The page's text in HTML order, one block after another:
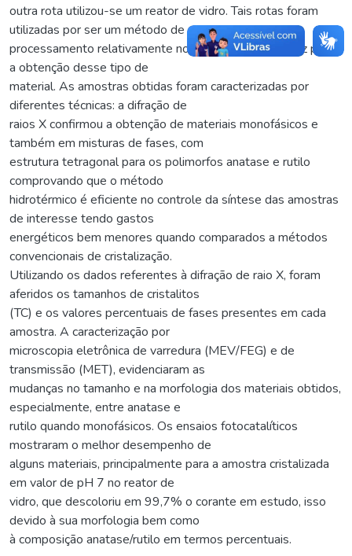
outra rota utilizou-se um reator de vidro. Tais rotas foram
utilizadas por ser um método de
processamento relativamente novo, promissor e eficaz para
a obtenção desse tipo de
material. As amostras obtidas foram caracterizadas por
diferentes técnicas: a difração de
raios X confirmou a obtenção de materiais monofásicos e
também em misturas de fases, com
estrutura tetragonal para os polimorfos anatase e rutilo
comprovando que o método
hidrotérmico é eficiente no controle da síntese das amostras
de interesse tendo gastos
energéticos bem menores quando comparados a métodos
convencionais de cristalização.
Utilizando os dados referentes à difração de raio X, foram
aferidos os tamanhos de cristalitos
(TC) e os valores percentuais de fases presentes em cada
amostra. A caracterização por
microscopia eletrônica de varredura (MEV/FEG) e de
transmissão (MET), evidenciaram as
mudanças no tamanho e na morfologia dos materiais obtidos,
especialmente, entre anatase e
rutilo quando monofásicos. Os ensaios fotocatalíticos
mostraram o melhor desempenho de
alguns materiais, principalmente para a amostra cristalizada
em valor de pH 7 no reator de
vidro, que descoloriu em 99,7% o corante em estudo, isso
devido à sua morfologia bem como
à composição anatase/rutilo em termos percentuais.